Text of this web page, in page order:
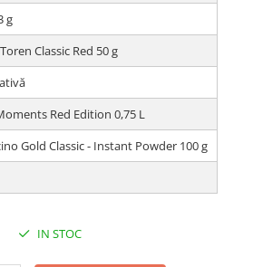
g
Classic Red 50 g
Red Edition 0,75 L
Gold Classic - Instant Powder 100 g
IN STOC